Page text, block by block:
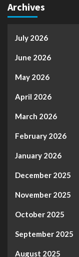
Archives
July 2026
June 2026
May 2026
April 2026
March 2026
February 2026
January 2026
December 2025
November 2025
October 2025
September 2025
August 2025